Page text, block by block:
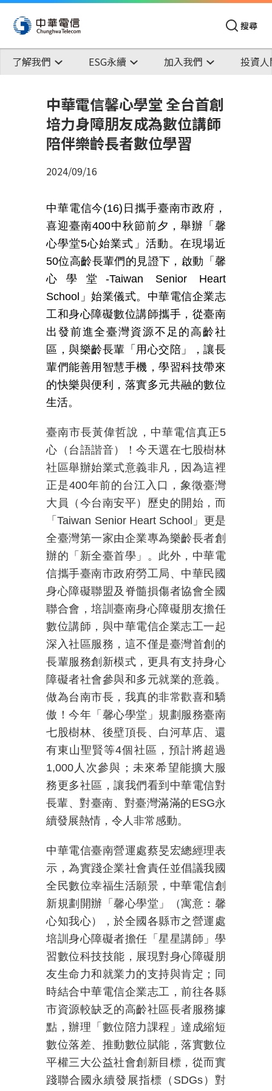
搜尋
了解我們 ESG永續 加入我們 投資
中華電信馨心學堂 全台首創
培力身障朋友成為數位講師
陪伴樂齡長者數位學習
2024/09/16
中華電信今(16) 日攜手臺南市政府，
喜迎臺南400中秋節前夕，舉辦「馨
心學堂5心始業式」活動。在現場近
50位高齡長輩們的見證下，啟動「馨
心學堂-Taiwan Senior Heart
School 」始業儀式。中華電信企業志
工和身心障礙數位講師攜手，從臺南
出發前進全臺灣資源不足的高齡社
區，與樂齡長輩「用心交陪」，讓長
輩們能善用智慧手機，學習科技帶來
的快樂與便利，落實多元共融的數位
生活。
臺南市長黃偉哲說，中華電信真正5
心（台語諧音）！今天選在七股樹林
社區舉辦始業式意義非凡，因為這裡
正是400年前的台江入口，象徵臺灣
大員（今台南安平）歷史的開始，而
「Taiwan Senior Heart School 」更是
全臺灣第一家由企業專為樂齡長者創
辦的「新全臺首學」。此外，中華電
信攜手臺南市政府勞工局、中華民國
身心障礙聯盟及脊髓損傷者協會全國
聯合會，培訓臺南身心障礙朋友擔任
數位講師，與中華電信企業志工一起
深入社區服務，這不僅是臺灣首創的
長輩服務創新模式，更具有支持身心
障礙者社會參與和多元就業的意義。
做為台南市長，我真的非常歡喜和驕
傲！今年「馨心學堂」規劃服務臺南
七股樹林、後壁頂長、白河草店、還
有東山聖賢等4個社區，預計將超過
1,000 人次參與；未來希望能擴大服
務更多社區，讓我們看到中華電信對
長輩、對臺南、對臺灣滿滿的ESG永
續發展熱情，令人非常感動。
中華電信臺南營運處蔡旻宏總經理表
示，為實踐企業社會責任並倡議我國
全民數位幸福生活願景，中華電信創
新規劃開辦「馨心學堂」（寓意：馨
心知我心），於全國各縣市之營運處
培訓身心障礙者擔任「星星講師」學
習數位科技技能，展現對身心障礙朋
友生命力和就業力的支持與肯定；同
時結合中華電信企業志工，前往各縣
市資源較缺乏的高齡社區長者服務據
點，辦理「數位陪力課程」達成縮短
數位落差、推動數位賦能，落實數位
平權三大公益社會創新目標，從而實
踐聯合國永續發展指標（ SDGs）對